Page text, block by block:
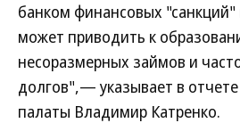
банком финансовых
может приводить к
несоразмерных займов и
долгов",— указывает в
палаты Владимир Катренко.